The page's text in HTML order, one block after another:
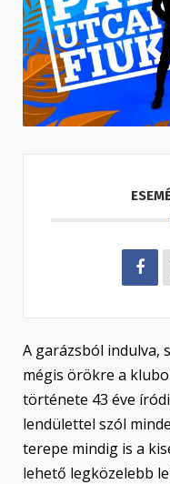
A garázsból indulva,
mégis örökre a
története 43 éve
lendülettel szól
terepe mindig is a
lehető legközelebb